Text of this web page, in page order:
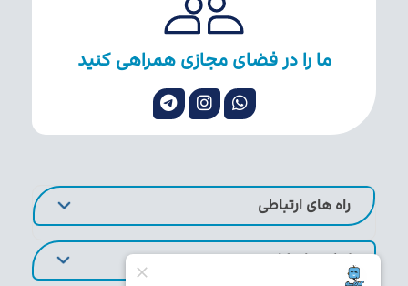
ما را در فضای مجازی همراهی کنید
راه های ارتباطی
لینک های کاربردی